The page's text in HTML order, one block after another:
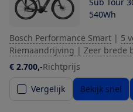
540Wh
Bosch Performance Smart | 5
Riemaandrijving | Zeer brede
€ 2.700,-Richtprijs
Vergelijk
Bekijk snel